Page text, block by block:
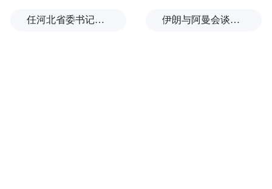
频)为凤凰网旗下自媒体平台“大风号”用户上传并发
布，本平台仅提供信息存储空间服务。
任河北省委书记后，罗文首次调研 伊朗与阿曼会谈最新细节曝光